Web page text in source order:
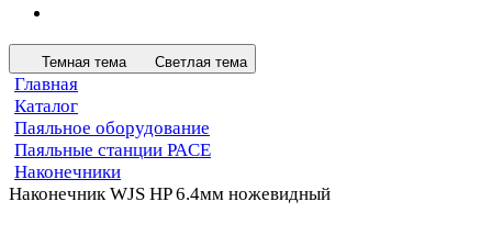
Темная тема Светлая тема
Главная
Каталог
Паяльное оборудование
Паяльные станции PACE
Наконечники
Наконечник WJS HP 6.4мм ножевидный